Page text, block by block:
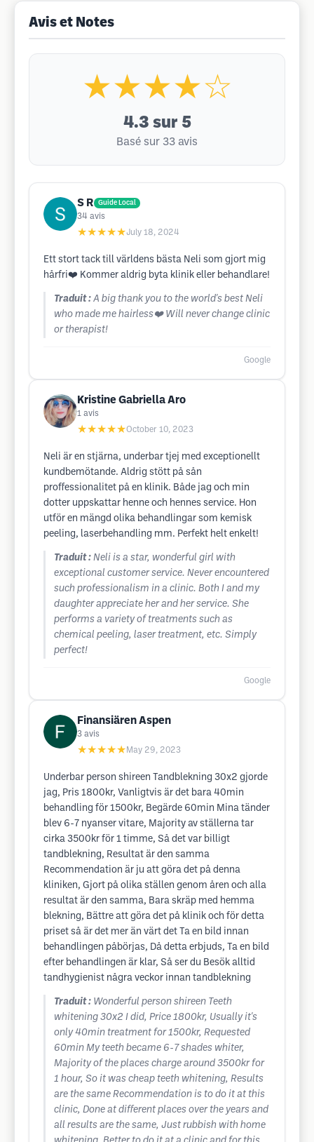
Avis et Notes
★★★★☆
4.3 sur 5
Basé sur 33 avis
S R Guide Local
34 avis
★★★★★July 18, 2024
Ett stort tack till världens bästa Neli som gjort mig
hårfri❤️ Kommer aldrig byta klinik eller behandlare!
Traduit : A big thank you to the world's best Neli
who made me hairless❤️ Will never change clinic
or therapist!
Google
Kristine Gabriella Aro
1 avis
★★★★★October 10, 2023
Neli är en stjärna, underbar tjej med exceptionellt
kundbemötande. Aldrig stött på sån
proffessionalitet på en klinik. Både jag och min
dotter uppskattar henne och hennes service. Hon
utför en mängd olika behandlingar som kemisk
peeling, laserbehandling mm. Perfekt helt enkelt!
Traduit : Neli is a star, wonderful girl with
exceptional customer service. Never encountered
such professionalism in a clinic. Both I and my
daughter appreciate her and her service. She
performs a variety of treatments such as
chemical peeling, laser treatment, etc. Simply
perfect!
Google
Finansiären Aspen
3 avis
★★★★★ May 29, 2023
Underbar person shireen Tandblekning 30x2 gjorde
jag, Pris 1800kr, Vanligtvis är det bara 40min
behandling för 1500kr, Begärde 60min Mina tänder
blev 6-7 nyanser vitare, Majority av ställerna tar
cirka 3500kr för 1 timme, Så det var billigt
tandblekning, Resultat är den samma
Recommendation är ju att göra det på denna
kliniken, Gjort på olika ställen genom åren och alla
resultat är den samma, Bara skräp med hemma
blekning, Bättre att göra det på klinik och för detta
priset så är det mer än värt det Ta en bild innan
behandlingen påbörjas, Då detta erbjuds, Ta en bild
efter behandlingen är klar, Så ser du Besök alltid
tandhygienist några veckor innan tandblekning
Traduit : Wonderful person shireen Teeth
whitening 30x2 I did, Price 1800kr, Usually it's
only 40min treatment for 1500kr, Requested
60min My teeth became 6-7 shades whiter,
Majority of the places charge around 3500kr for
1 hour, So it was cheap teeth whitening, Results
are the same Recommendation is to do it at this
clinic, Done at different places over the years and
all results are the same, Just rubbish with home